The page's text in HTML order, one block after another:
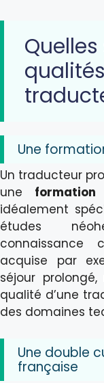
Une
Un traducteur
une
idéalement
études
connaissance
acquise par
séjour
qualité d’une
des domaines
Une double
française